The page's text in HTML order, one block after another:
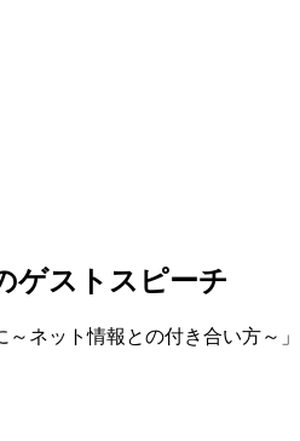
ストスピーチ
ット情報との付き合い方～」